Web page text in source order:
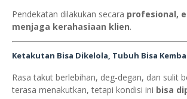
Pendekatan dilakukan secara profesional,
menjaga kerahasiaan klien.
Ketakutan Bisa Dikelola, Tubuh Bisa
Rasa takut berlebihan, deg-degan, dan sulit
terasa menakutkan, tetapi kondisi ini bisa